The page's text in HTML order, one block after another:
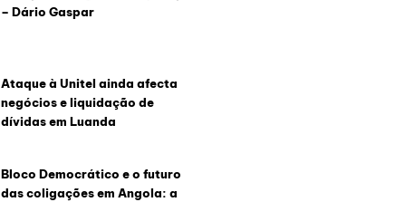
– Dário Gaspar
Ataque à Unitel ainda afecta
negócios e liquidação de
dívidas em Luanda
Bloco Democrático e o futuro
das coligações em Angola: a